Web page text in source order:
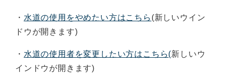
・ 水道の使用をやめたい方はこちら (新しいウイン
ドウが開きます)
・ 水道の使用者を変更したい方はこちら(新しいウ
インドウが開きます)